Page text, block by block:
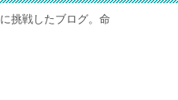
挑戦したブログ。命